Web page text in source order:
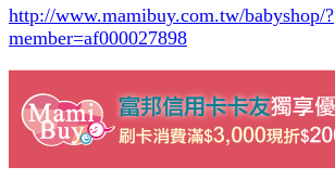
http://www.mamibuy.com.tw/babyshop/?
member=af000027898